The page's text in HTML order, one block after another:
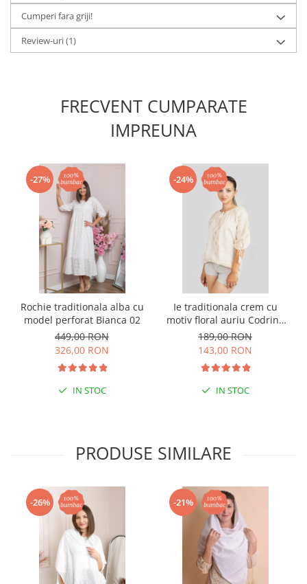
Cumperi fara griji!
Review-uri(1)
FRECVENT CUMPARATE
IMPREUNA
-27%
Rochie traditionala alba cu
model perforat Bianca 02
449,00 RON
326,00 RON
IN STOC
-24%
Ie traditionala crem cu
motiv floral auriu Codrina
04
189,00 RON
143,00 RON
IN STOC
PRODUSE SIMILARE
-26% -21%